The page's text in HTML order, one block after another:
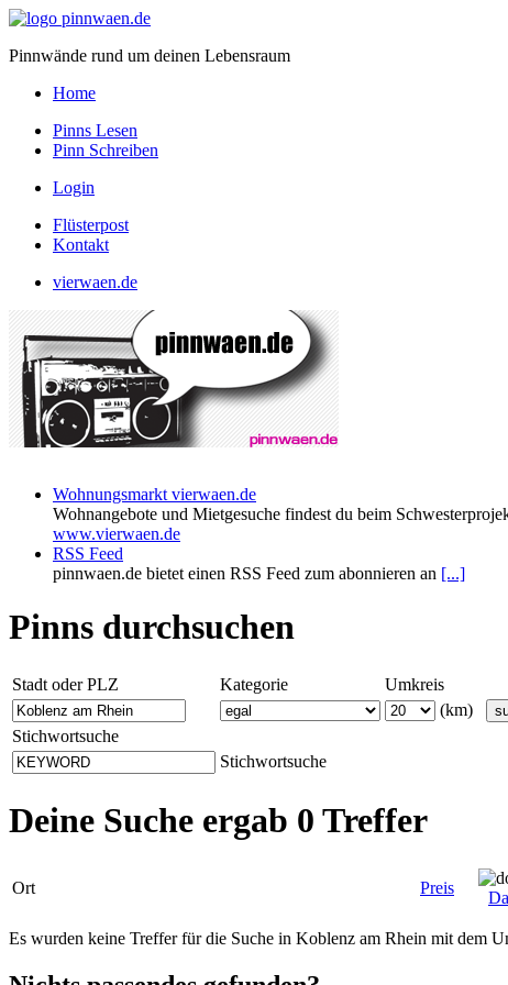
Pinnwände rund um deinen Lebensraum
Home
Pinns Lesen
Pinn Schreiben
Login
Flüsterpost
Kontakt
vierwaen.de
Wohnungsmarkt vierwaen.de
Wohnangebote und Mietgesuche findest du beim
www.vierwaen.de
RSS Feed
pinnwaen.de bietet einen RSS Feed zum abonnieren an [...]
Pinns durchsuchen
Stadt oder PLZ Kategorie
Umkreis
(km)
Stichwortsuche
Stichwortsuche
Deine Suche ergab 0 Treffer
Ort Preis
Es wurden keine Treffer für die Suche in Koblenz am Rhein mit dem